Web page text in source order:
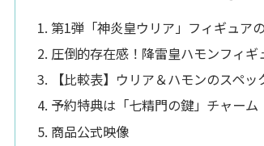
第1弾「神炎皇ウリア」フィギュア
圧倒的存在感！降雷皇ハモンフィギ
【比較表】ウリア＆ハモンのスペ
予約特典は「七精門の鍵」チャーム
商品公式映像